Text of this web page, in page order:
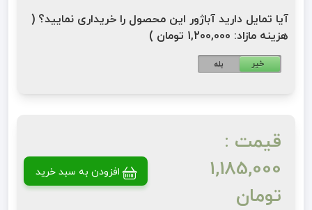
آیا تمایل دارید آباژور این محصول را خریداری نمایید؟ (
هزینه مازاد: 1,200,000 تومان )
بله خیر
قیمت :
1,185,000
تومان
افزودن به سبد خرید